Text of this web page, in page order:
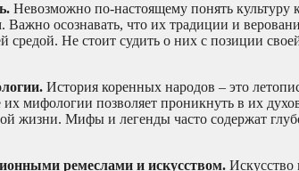
Невозможно по-настоящему понять культуру
осознавать, что их традиции и
Не стоит судить о них с позиции
История коренных народов – это
мифологии позволяет проникнуть в их
жизни. Мифы и легенды часто содержат
ремеслами и искусством. Искусство